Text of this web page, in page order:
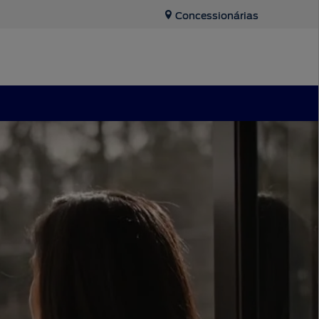
Concessionárias
Tecnologia
SYNC
App Ford
Assistência de Emergência